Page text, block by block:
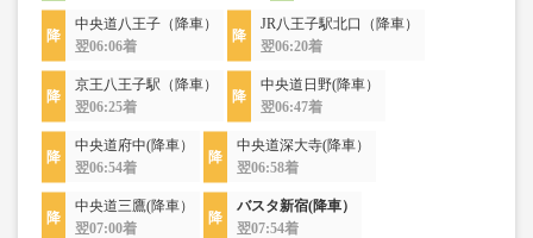
中央道八王子（降車）
翌06:06着
JR八王子駅北口（降車）
翌06:20着
京王八王子駅（降車）
翌06:25着
中央道日野(降車）
翌06:47着
中央道府中(降車）
翌06:54着
中央道深大寺(降車）
翌06:58着
中央道三鷹(降車）
翌07:00着
バスタ新宿(降車）
翌07:54着